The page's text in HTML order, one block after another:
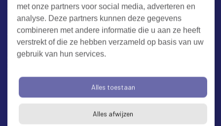
met onze partners voor social media, adverteren en
analyse. Deze partners kunnen deze gegevens
combineren met andere informatie die u aan ze heeft
verstrekt of die ze hebben verzameld op basis van uw
gebruik van hun services.
Alles toestaan
Alles afwijzen
Milieuklacht melden
Algemene voorwaarden Cookieverklaring
Bezoekadres en postadres
* op afspraak